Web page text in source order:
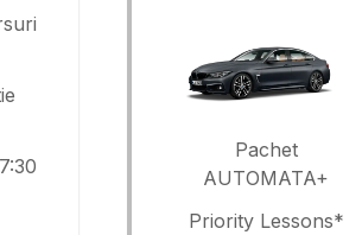
Pachet
AUTOMATA+
Priority Lessons*